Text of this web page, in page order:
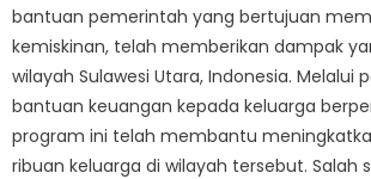
bantuan pemerintah yang bertujuan
kemiskinan, telah memberikan dampak
wilayah Sulawesi Utara, Indonesia. Melalui
bantuan keuangan kepada keluarga
program ini telah membantu
ribuan keluarga di wilayah tersebut. Salah